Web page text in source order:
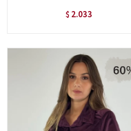
$ 2.033